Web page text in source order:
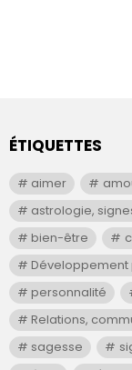
ÉTIQUETTES
aimer
astrologie,
bien-être
Développement
personnalité
Relations,
sagesse